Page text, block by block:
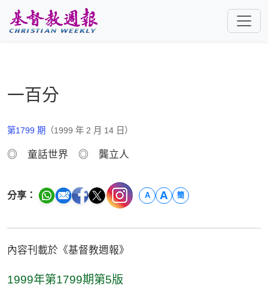
一百分
第1799 期 （1999 年 2 月 14 日）
◎ 童話世界 ◎ 龔立人
分享： A A 簡
內容刊載於《基督教週報》
1999年第1799期第5版